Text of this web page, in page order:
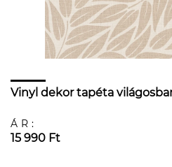
Vinyl dekor tapéta
ÁR:
15 990 Ft